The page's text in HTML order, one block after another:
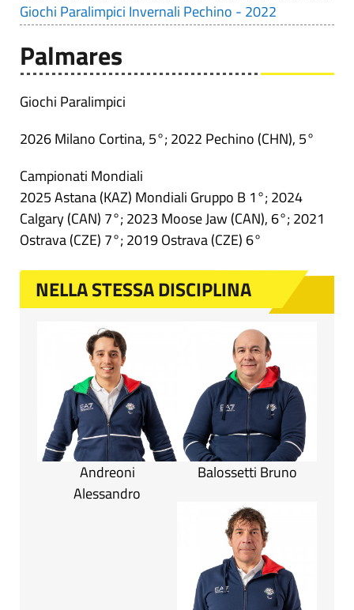
Giochi Paralimpici Invernali Pechino - 2022
Palmares
Giochi Paralimpici
2026 Milano Cortina, 5°; 2022 Pechino (CHN), 5°
Campionati Mondiali
2025 Astana (KAZ) Mondiali Gruppo B 1°; 2024
Calgary (CAN) 7°; 2023 Moose Jaw (CAN), 6°; 2021
Ostrava (CZE) 7°; 2019 Ostrava (CZE) 6°
NELLA STESSA DISCIPLINA
Andreoni
Alessandro
Balossetti Bruno